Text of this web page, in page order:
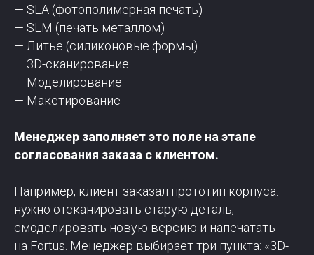
— SLA (фотополимерная печать)
— SLM (печать металлом)
— Литье (силиконовые формы)
— 3D-сканирование
— Моделирование
— Макетирование
Менеджер заполняет это поле на этапе
согласования заказа с клиентом.
Например, клиент заказал прототип корпуса:
нужно отсканировать старую деталь,
смоделировать новую версию и напечатать
на Fortus. Менеджер выбирает три пункта: «3D-